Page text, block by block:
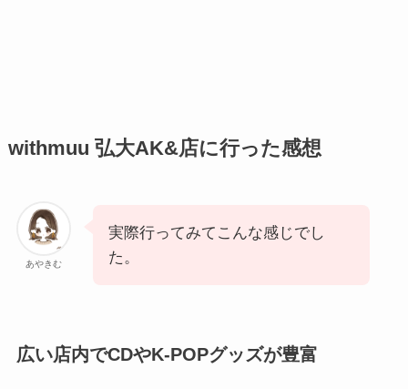
withmuu 弘大AK&店に行った感想
あやきむ
実際行ってみてこんな感じでし
た。
広い店内でCDやK-POPグッズが豊富